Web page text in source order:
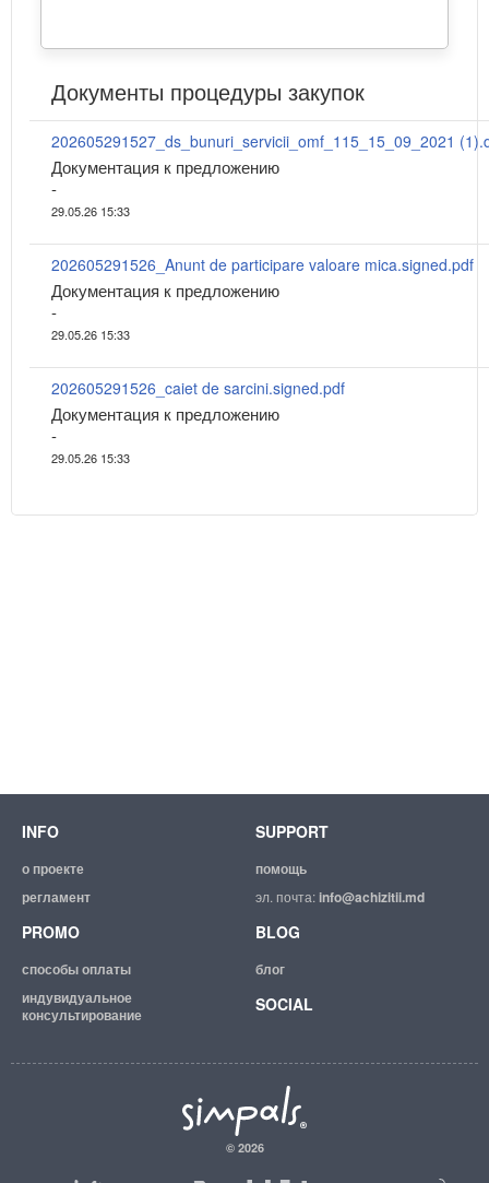
Документы процедуры закупок
202605291527_ds_bunuri_servicii_omf_115_15_09_2021
Документация к предложению
-
29.05.26 15:33
202605291526_Anunt de participare valoare mica.signed.pdf
Документация к предложению
-
29.05.26 15:33
202605291526_caiet de sarcini.signed.pdf
Документация к предложению
-
29.05.26 15:33
INFO
о проекте
регламент
SUPPORT
помощь
эл. почта:info@achizitii.md
PROMO
способы оплаты
индувидуальное
консультирование
BLOG
блог
SOCIAL
© 2026